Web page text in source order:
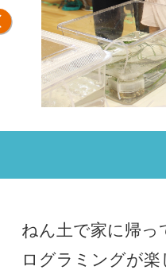
ねん土で家に帰
ログラミングが楽